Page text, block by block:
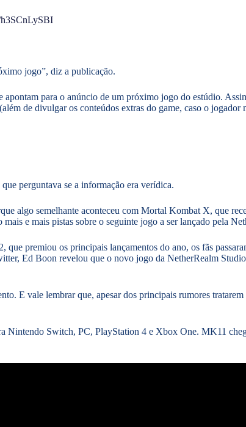
jogo”, diz a publicação.
para o anúncio de um próximo jogo do estúdio.
de divulgar os conteúdos extras do game, caso o jogador
perguntava se a informação era verídica.
algo semelhante aconteceu com Mortal Kombat X, que
e mais pistas sobre o seguinte jogo a ser lançado pela
premiou os principais lançamentos do ano, os fãs
Ed Boon revelou que o novo jogo da NetherRealm
E vale lembrar que, apesar dos principais rumores
Switch, PC, PlayStation 4 e Xbox One. MK11